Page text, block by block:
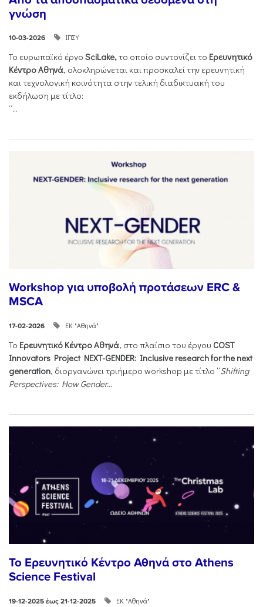
γνώση
10-03-2026 ΙΠΣΥ
Το ευρωπαϊκό έργο SciLake,το οποίο συντονίζει το Ερευνητικό
Κέντρο Αθηνά, ολοκληρώνεται και προσκαλεί την ερευνητική
και τεχνολογική κοινότητα στην τελική διαδικτυακή του
εκδήλωση με τίτλο:
“...
Workshop για υποβολή προτάσεων ERC &
MSCA
17-02-2026 ΕΚ "Αθηνά"
Το Ερευνητικό Κέντρο Αθηνά, στο πλαίσιο του έργου COST
Innovators Project NEXT-GENDER: Inclusive research for the next
generation, διοργανώνει τριήμερο workshop με τίτλο “Shifting
Perspectives: How Gender...
Το Ερευνητικό Κέντρο Αθηνά στο Athens
Science Festival
19-12-2025 έως 21-12-2025 ΕΚ "Αθηνά"